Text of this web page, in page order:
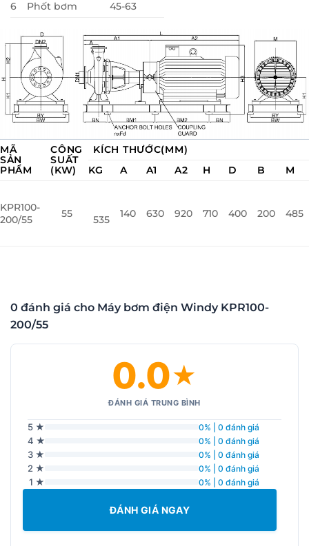
6 Phốt bơm 45-63
MÃ
SẢN
PHẨM
CÔNG
SUẤT
(KW)
KÍCH THƯỚC(MM)
KG
A A1 A2 H D B M
KPR100-
200/55
55 535 140 630 920 710 400 200 485
0 đánh giá cho Máy bơm điện Windy KPR100-
200/55
0.0★
ĐÁNH GIÁ TRUNG BÌNH
5 ★ 0% | 0 đánh giá
4 ★ 0% | 0 đánh giá
3 ★ 0% | 0 đánh giá
2 ★ 0% | 0 đánh giá
1 ★ 0% | 0 đánh giá
ĐÁNH GIÁ NGAY